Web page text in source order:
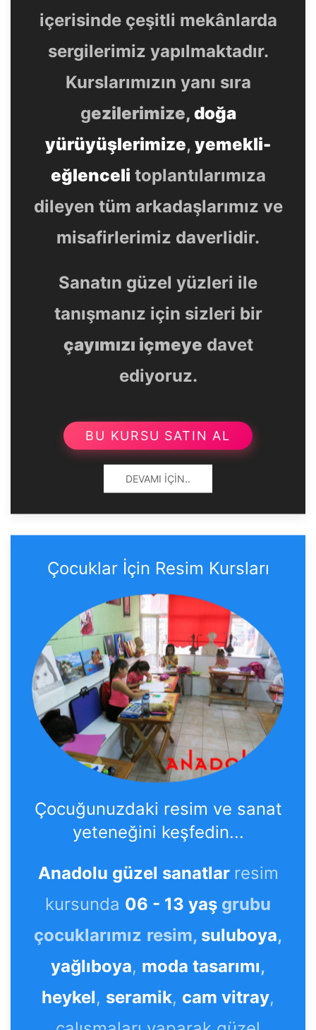
içerisinde çeşitli mekânlarda
sergilerimiz yapılmaktadır.
Kurslarımızın yanı sıra
gezilerimize, doğa
yürüyüşlerimize, yemekli-
eğlenceli toplantılarımıza
dileyen tüm arkadaşlarımız ve
misafirlerimiz daverlidir.
Sanatın güzel yüzleri ile
tanışmanız için sizleri bir
çayımızı içmeye davet
ediyoruz.
BU KURSU SATIN AL
DEVAMI İÇIN..
Çocuklar İçin Resim Kursları
Çocuğunuzdaki resim ve sanat
yeteneğini keşfedin...
Anadolu güzel sanatlar resim
kursunda 06 - 13 yaş grubu
çocuklarımız resim, suluboya,
yağlıboya, moda tasarımı,
heykel, seramik, cam vitray,